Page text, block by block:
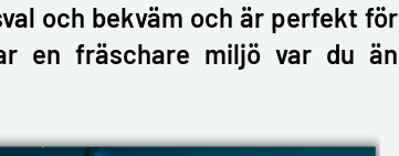
och bekväm och är perfekt för
en fräschare miljö var du än